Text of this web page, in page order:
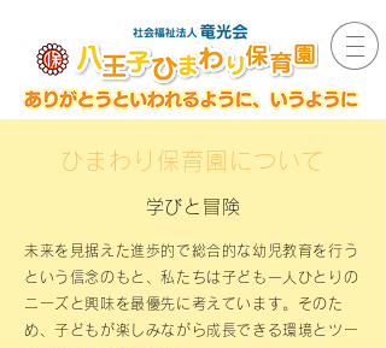
ひまわり保育園について
学びと冒険
未来を見据えた進歩的で総合的な幼児教育を行う
という信念のもと、私たちは子ども一人ひとりの
ニーズと興味を最優先に考えています。そのた
め、子どもが楽しみながら成長できる環境とツー